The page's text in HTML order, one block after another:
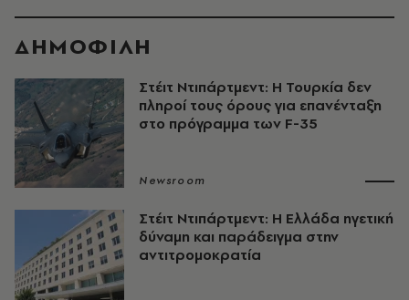
ΔΗΜΟΦΙΛΗ
Στέιτ Ντιπάρτμεντ: Η Τουρκία δεν
πληροί τους όρους για επανένταξη
στo πρόγραμμα των F-35
Newsroom
Στέιτ Ντιπάρτμεντ: Η Ελλάδα ηγετική
δύναμη και παράδειγμα στην
αντιτρομοκρατία